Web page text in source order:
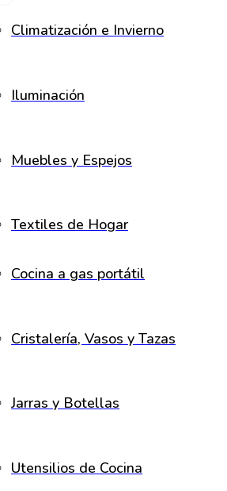
Climatización e Invierno
Iluminación
Muebles y Espejos
Textiles de Hogar
Cocina a gas portátil
Cristalería, Vasos y Tazas
Jarras y Botellas
Utensilios de Cocina